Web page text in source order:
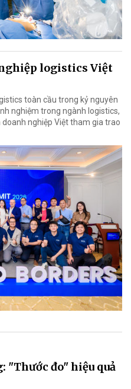
logistics Việt
toàn cầu trong kỷ nguyên
nghiệm trong ngành logistics,
nghiệp Việt tham gia trao
"Thước đo" hiệu quả